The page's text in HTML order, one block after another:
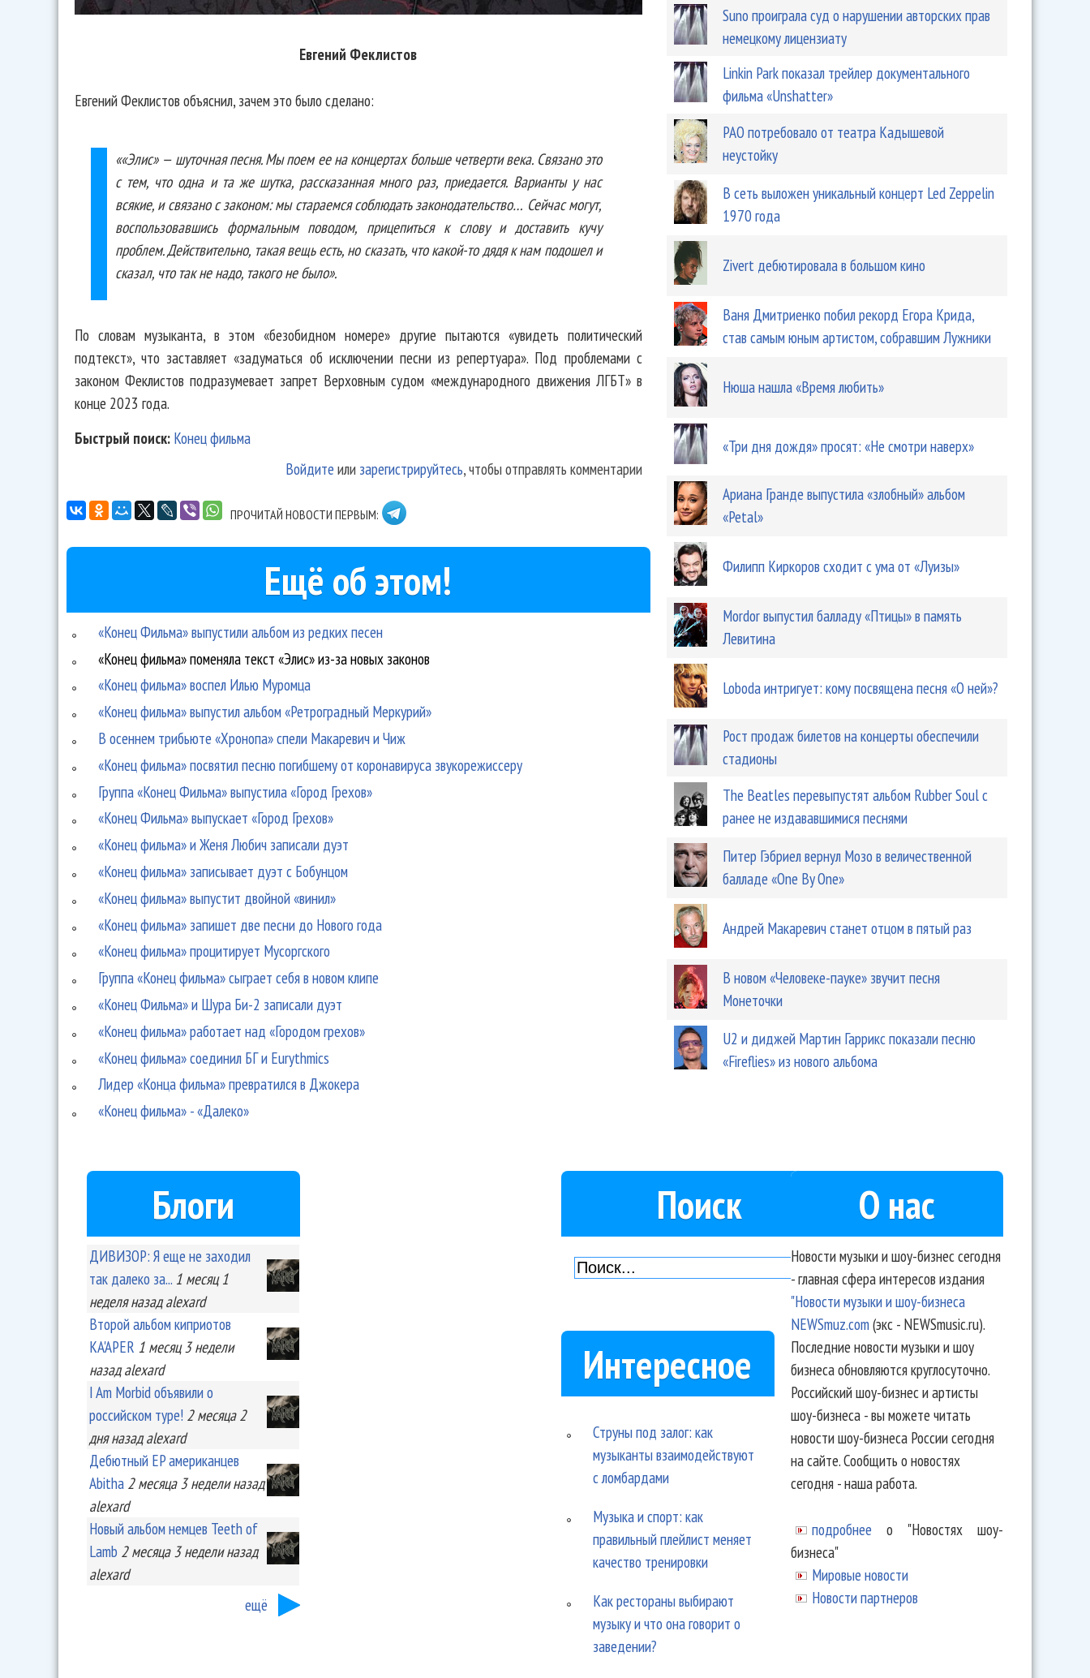
Евгений Феклистов
Евгений Феклистов объяснил, зачем это было сделано:
««Элис» — шуточная песня. Мы поем ее на концертах больше четверти века. Связано это
с тем, что одна и та же шутка, рассказанная много раз, приедается. Варианты у нас
всякие, и связано с законом: мы стараемся соблюдать законодательство… Сейчас могут,
воспользовавшись формальным поводом, прицепиться к слову и доставить кучу
проблем. Действительно, такая вещь есть, но сказать, что какой-то дядя к нам подошел и
сказал, что так не надо, такого не было».
По словам музыканта, в этом «безобидном номере» другие пытаются «увидеть политический
подтекст», что заставляет «задуматься об исключении песни из репертуара». Под проблемами с
законом Феклистов подразумевает запрет Верховным судом «международного движения ЛГБТ» в
конце 2023 года.
Быстрый поиск: Конец фильма
Войдите или зарегистрируйтесь, чтобы отправлять комментарии
ПРОЧИТАЙ НОВОСТИ ПЕРВЫМ:
Ещё об этом!
«Конец Фильма» выпустили альбом из редких песен
«Конец фильма» поменяла текст «Элис» из-за новых законов
«Конец фильма» воспел Илью Муромца
«Конец фильма» выпустил альбом «Ретроградный Меркурий»
В осеннем трибьюте «Хронопа» спели Макаревич и Чиж
«Конец фильма» посвятил песню погибшему от коронавируса звукорежиссеру
Группа «Конец Фильма» выпустила «Город Грехов»
«Конец Фильма» выпускает «Город Грехов»
«Конец фильма» и Женя Любич записали дуэт
«Конец фильма» записывает дуэт с Бобунцом
«Конец фильма» выпустит двойной «винил»
«Конец фильма» запишет две песни до Нового года
«Конец фильма» процитирует Мусоргского
Группа «Конец фильма» сыграет себя в новом клипе
«Конец Фильма» и Шура Би-2 записали дуэт
«Конец фильма» работает над «Городом грехов»
«Конец фильма» соединил БГ и Eurythmics
Лидер «Конца фильма» превратился в Джокера
«Конец фильма» - «Далеко»
Suno проиграла суд о нарушении авторских прав
немецкому лицензиату
Linkin Park показал трейлер документального
фильма «Unshatter»
РАО потребовало от театра Кадышевой
неустойку
В сеть выложен уникальный концерт Led Zeppelin
1970 года
Zivert дебютировала в большом кино
Ваня Дмитриенко побил рекорд Егора Крида,
став самым юным артистом, собравшим Лужники
Нюша нашла «Время любить»
«Три дня дождя» просят: «Не смотри наверх»
Ариана Гранде выпустила «злобный» альбом
«Petal»
Филипп Киркоров сходит с ума от «Луизы»
Mordor выпустил балладу «Птицы» в память
Левитина
Loboda интригует: кому посвящена песня «О ней»?
Рост продаж билетов на концерты обеспечили
стадионы
The Beatles перевыпустят альбом Rubber Soul с
ранее не издававшимися песнями
Питер Гэбриел вернул Мозо в величественной
балладе «One By One»
Андрей Макаревич станет отцом в пятый раз
В новом «Человеке-пауке» звучит песня
Монеточки
U2 и диджей Мартин Гаррикс показали песню
«Fireflies» из нового альбома
Блоги
ДИВИЗОР: Я еще не заходил
так далеко за... 1 месяц 1
неделяназад alexard
Второй альбом киприотов
KA'APER 1 месяц 3 недели
назад alexard
I Am Morbid объявили о
российском туре! 2 месяца 2
дняназад alexard
Дебютный EP американцев
Abitha 2 месяца 3 неделиназад
alexard
Новый альбом немцев Teeth of
Lamb 2 месяца 3 неделиназад
alexard
ещё
Поиск
Интересное
Струны под залог: как
музыканты взаимодействуют
с ломбардами
Музыка и спорт: как
правильный плейлист меняет
качество тренировки
Как рестораны выбирают
музыку и что она говорит о
заведении?
О нас
Новости музыки и шоу-бизнес сегодня
- главная сфера интересов издания
"Новости музыки и шоу-бизнеса
NEWSmuz.com(экс - NEWSmusic.ru).
Последние новости музыки и шоу
бизнеса обновляются круглосуточно.
Российский шоу-бизнес и артисты
шоу-бизнеса - вы можете читать
новости шоу-бизнеса России сегодня
на сайте. Сообщить о новостях
сегодня - наша работа.
подробнее о "Новостях шоу-
бизнеса"
Мировые новости
Новости партнеров